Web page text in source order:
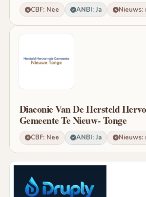
CBF: Nee ANBI: Ja Nieuws:
Diaconie Van De Hersteld
Gemeente Te Nieuw- Tonge
CBF: Nee ANBI: Ja Nieuws: